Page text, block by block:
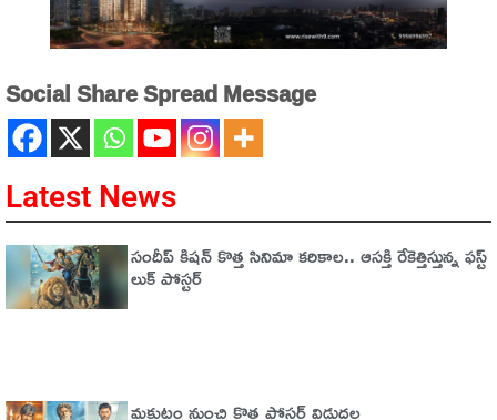
Social Share Spread Message
Latest News
సందీప్ కిషన్ కొత్త సినిమా కరికాల.. ఆసక్తి రేకెత్తిస్తున్న ఫస్ట్
లుక్ పోస్టర్
మకుటం నుంచి కొత్త పోస్టర్ విడుదల